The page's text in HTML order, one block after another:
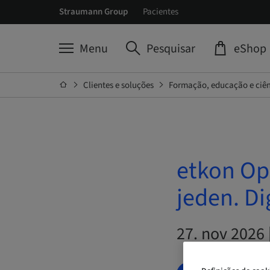
Straumann Group Pacientes
Menu Pesquisar eShop
Clientes e soluções Formação, educação e
etkon
jeden.
27. nov